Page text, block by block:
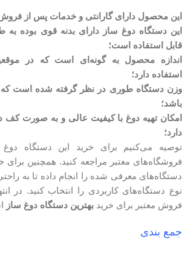
این محصول دارای گارانتی و خدمات پس از
این دستگاه دوغ ساز دارای بدنه قوی بوده به
قابل استفاده است؛
اندازه محصول به گونه‌ای است که در
استفاده دارد؛
وزن دستگاه طوری در نظر گرفته شده است که
باشد؛
امکان تهیه دوغ با کیفیت عالی و به صورت کف
دارد؛
توصیه می‌کنیم برای خرید این دستگاه دوغ
فروشگاه‌های معتبر مراجعه کنید. همچنین
دستگاه‌های معرفی شده را انجام داده تا به
نوع دستگاه‌های کاربردی را انتخاب کنید. در
فروش معتبر برای خرید بهترین دستگاه دوغ ساز
جمع بندی